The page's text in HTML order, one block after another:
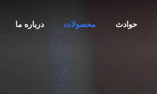
درباره ما محصولات حوادث